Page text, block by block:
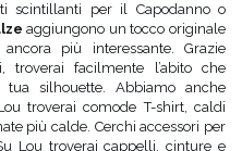
scintillanti per il Capodanno o
aggiungono un tocco originale
più interessante. Grazie
facilmente l’abito che
silhouette. Abbiamo anche
troverai comode T-shirt, caldi
più calde. Cerchi accessori per
Lou troverai cappelli, cinture e